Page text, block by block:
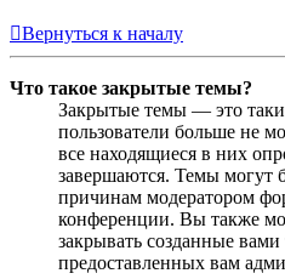
Вернуться к началу
Что такое закрытые темы?
Закрытые темы — это
пользователи больше не
все находящиеся в них
завершаются. Темы могут
причинам модератором
конференции. Вы также
закрывать созданные
предоставленных вам